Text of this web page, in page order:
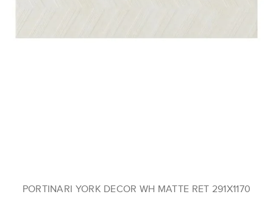
PORTINARI YORK DECOR WH MATTE RET 291X1170